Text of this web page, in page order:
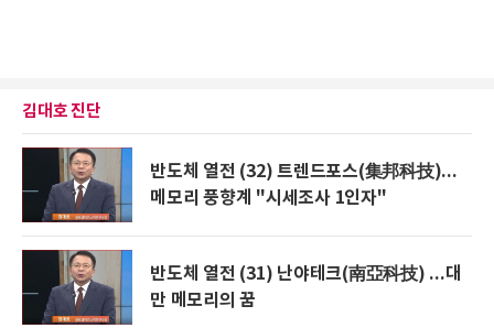
김대호 진단
반도체 열전 (32) 트렌드포스(集邦科技)...
메모리 풍향계 "시세조사 1인자"
반도체 열전 (31) 난야테크(南亞科技) ...대
만 메모리의 꿈